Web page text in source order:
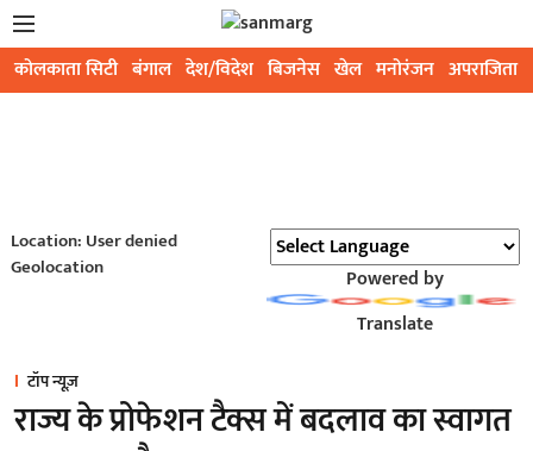
कोलकाता सिटी बंगाल देश/विदेश बिजनेस खेल मनोरंजन अपराजिता
Location: User denied
Geolocation
Powered by
Translate
टॉप न्यूज़
राज्य के प्रोफेशन टैक्स में बदलाव का स्वागत